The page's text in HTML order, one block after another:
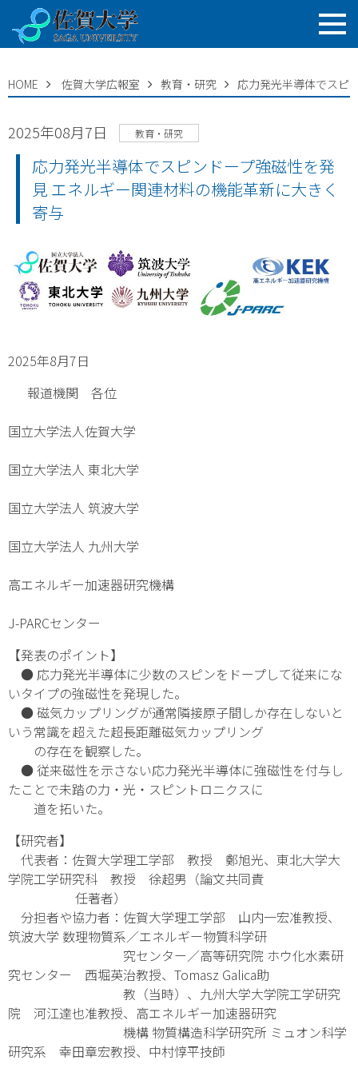
HOME 佐賀大学広報室 教育・研究 応力発光半導体でスピ
2025年08月7日 教育・研究
応力発光半導体でスピンドープ強磁性を発
見 エネルギー関連材料の機能革新に大きく
寄与
2025年8月7日
報道機関 各位
国立大学法人佐賀大学
国立大学法人 東北大学
国立大学法人 筑波大学
国立大学法人 九州大学
高エネルギー加速器研究機構
J-PARCセンター
【発表のポイント】
● 応力発光半導体に少数のスピンをドープして従来にな
いタイプの強磁性を発現した。
● 磁気カップリングが通常隣接原子間しか存在しないと
いう常識を超えた超長距離磁気カップリング
の存在を観察した。
● 従来磁性を示さない応力発光半導体に強磁性を付与し
たことで未踏の力・光・スピントロニクスに
道を拓いた。
【研究者】
代表者：佐賀大学理工学部 教授 鄭旭光、東北大学大
学院工学研究科 教授 徐超男（論文共同責
任著者）
分担者や協力者：佐賀大学理工学部 山内一宏准教授、
筑波大学 数理物質系／エネルギー物質科学研
究センター／高等研究院 ホウ化水素研
究センター 西堀英治教授、Tomasz Galica助
教（当時）、九州大学大学院工学研究
院 河江達也准教授、高エネルギー加速器研究
機構 物質構造科学研究所 ミュオン科学
研究系 幸田章宏教授、中村惇平技師